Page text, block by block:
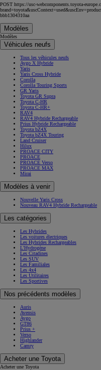
POST https://usc-webcomponents.toyota-
bbb1304310aa
Modèles
Modèles
Véhicules neufs
Tous les véhicules neufs
Aygo X Hybride
Yaris
Yaris Cross Hybride
Corolla
Corolla Touring Sports
GR Yaris
Toyota GR Supra
Toyota C-HR
Toyota C-HR+
RAV4
RAV4 Hybride Rechargeable
Prius Hybride Rechargeable
Toyota bZ4X
Toyota bZ4X Touring
Land Cruiser
Hilux
PROACE CITY
PROACE
PROACE Verso
PROACE MAX
Mirai
Modèles à venir
Nouvelle Yaris Cross
Nouveau RAV4 Hybride Rechargeable
Les catégories
Les Hybrides
Les voitures électriques
Les Hybrides Rechargeables
L'Hydrogène
Les Citadines
Les SUV
Les Familiales
Les 4x4
Les Utilitaires
Les Sportives
Nos précédents modèles
Auris
Avensis
Aygo
GT86
Prius +
Verso
Highlander
Camry
Acheter une Toyota
Acheter une Toyota